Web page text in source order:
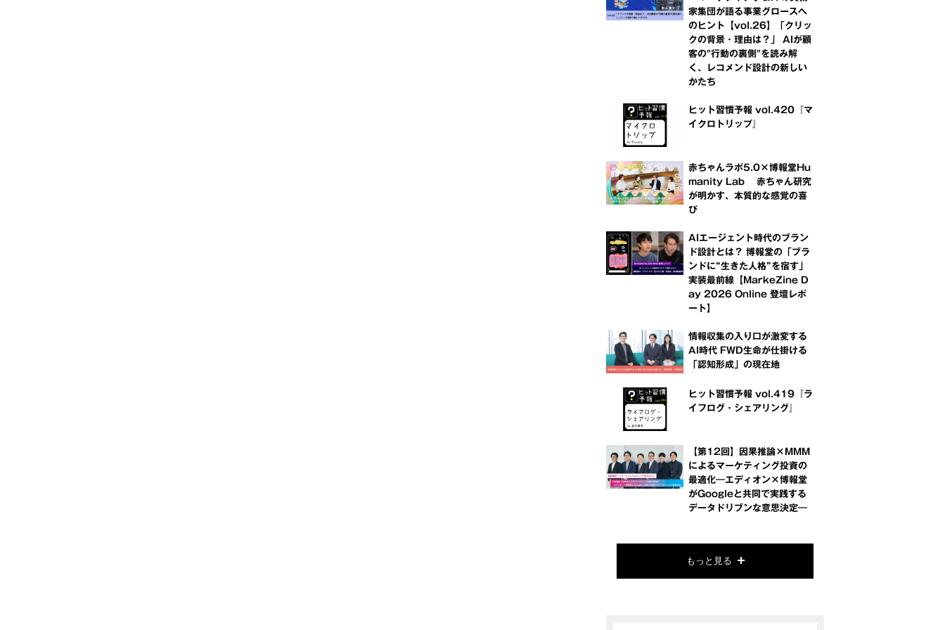
家集団が語る事業グロースへ
のヒント【vol.26】「クリッ
クの背景・理由は？」 AIが顧
客の"行動の裏側"を読み解
く、レコメンド設計の新しい
かたち
ヒット習慣予報 vol.420『マ
イクロトリップ』
赤ちゃんラボ5.0×博報堂Hu
manity Lab 赤ちゃん研究
が明かす、本質的な感覚の喜
び
AIエージェント時代のブラン
ド設計とは？ 博報堂の「ブラ
ンドに“生きた人格”を宿す」
実装最前線【MarkeZine D
ay 2026 Online 登壇レポ
ート】
情報収集の入り口が激変する
AI時代 FWD生命が仕掛ける
「認知形成」の現在地
ヒット習慣予報 vol.419『ラ
イフログ・シェアリング』
【第12回】因果推論×MMM
によるマーケティング投資の
最適化―エディオン×博報堂
がGoogleと共同で実践する
データドリブンな意思決定―
もっと見る